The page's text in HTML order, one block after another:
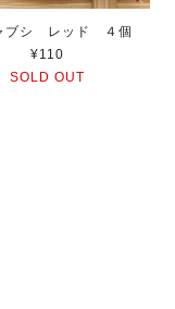
ブシ レッド ４個
¥110
SOLD OUT